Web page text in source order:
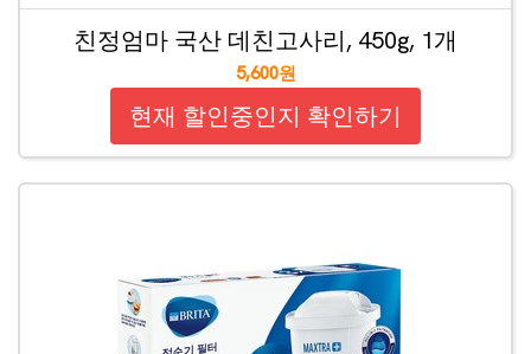
친정엄마 국산 데친고사리, 450g, 1개
5,600원
현재 할인중인지 확인하기